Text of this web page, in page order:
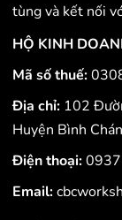
tùng và kết nối
HỘ KINH
Mã số thuế:
Địa chỉ: 102
Huyện Bình
Điện thoại:
Email: